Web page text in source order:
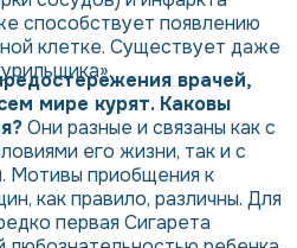
способствует появлению
клетке. Существует даже
врачей,
мире курят. Каковы
Они разные и связаны как с
его жизни, так и с
Мотивы приобщения к
как правило, различны. Для
первая Сигарета